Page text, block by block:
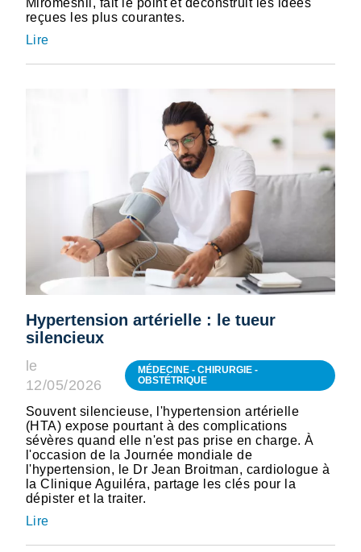
Miromesnil, fait le point et déconstruit les idées
reçues les plus courantes.
Lire
Hypertension artérielle : le tueur
silencieux
le
12/05/2026
MÉDECINE - CHIRURGIE -
OBSTÉTRIQUE
Souvent silencieuse, l'hypertension artérielle
(HTA) expose pourtant à des complications
sévères quand elle n'est pas prise en charge. À
l'occasion de la Journée mondiale de
l'hypertension, le Dr Jean Broitman, cardiologue à
la Clinique Aguiléra, partage les clés pour la
dépister et la traiter.
Lire